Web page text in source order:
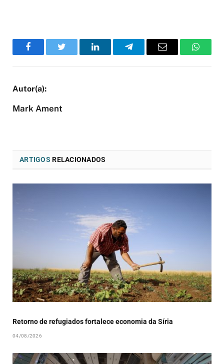
FacebookTwitter LinkedInTelegramEmail
Mark Ament
ARTIGOS RELACIONADOS
Retorno de refugiados fortalece economia da Síria
04/08/2026